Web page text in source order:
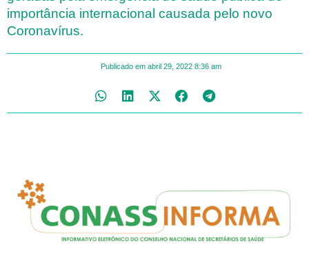
importância internacional causada pelo novo
Coronavírus.
Publicado em abril 29, 2022 8:36 am